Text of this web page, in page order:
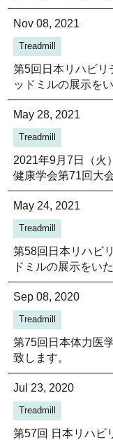
Nov 08, 2021
Treadmill
第5回日本リハビリ
ッドミルの展示を
May 28, 2021
Treadmill
2021年9月7日（火
健康学会第71回大
May 24, 2021
Treadmill
第58回日本リハビ
ドミルの展示をい
Sep 08, 2020
Treadmill
第75回日本体力医
致します。
Jul 23, 2020
Treadmill
第57回 日本リハビ